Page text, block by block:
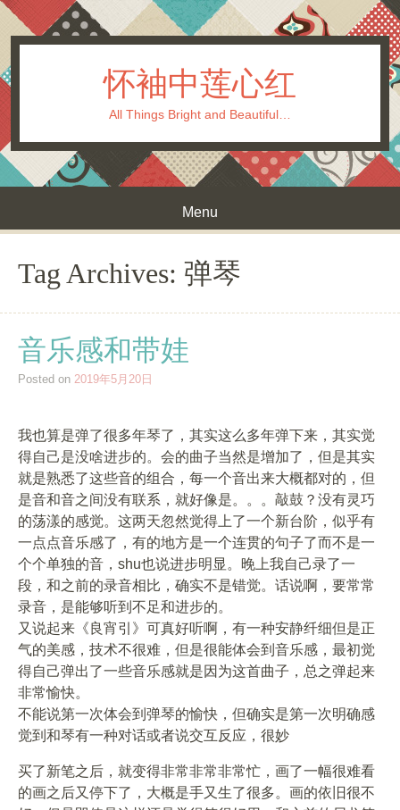
怀袖中莲心红
All Things Bright and Beautiful…
Menu
Tag Archives: 弹琴
音乐感和带娃
Posted on 2019年5月20日
我也算是弹了很多年琴了，其实这么多年弹下来，其实觉
得自己是没啥进步的。会的曲子当然是增加了，但是其实
就是熟悉了这些音的组合，每一个音出来大概都对的，但
是音和音之间没有联系，就好像是。。。敲鼓？没有灵巧
的荡漾的感觉。这两天忽然觉得上了一个新台阶，似乎有
一点点音乐感了，有的地方是一个连贯的句子了而不是一
个个单独的音，shu也说进步明显。晚上我自己录了一
段，和之前的录音相比，确实不是错觉。话说啊，要常常
录音，是能够听到不足和进步的。
又说起来《良宵引》可真好听啊，有一种安静纤细但是正
气的美感，技术不很难，但是很能体会到音乐感，最初觉
得自己弹出了一些音乐感就是因为这首曲子，总之弹起来
非常愉快。
不能说第一次体会到弹琴的愉快，但确实是第一次明确感
觉到和琴有一种对话或者说交互反应，很妙
买了新笔之后，就变得非常非常非常忙，画了一幅很难看
的画之后又停下了，大概是手又生了很多。画的依旧很不